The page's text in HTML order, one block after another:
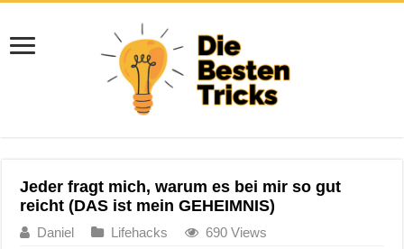
Jeder fragt mich, warum es bei mir so gut
reicht (DAS ist mein GEHEIMNIS)
Daniel Lifehacks 690 Views